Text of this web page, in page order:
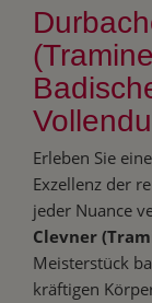
Erleben Sie
Exzellenz der
jeder Nuance
Clevner
Meisterstück
kräftigen